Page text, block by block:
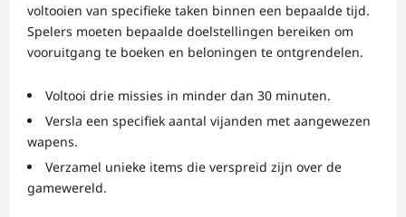
voltooien van specifieke taken binnen een bepaalde tijd.
Spelers moeten bepaalde doelstellingen bereiken om
vooruitgang te boeken en beloningen te ontgrendelen.
Voltooi drie missies in minder dan 30 minuten.
Versla een specifiek aantal vijanden met aangewezen
wapens.
Verzamel unieke items die verspreid zijn over de
gamewereld.